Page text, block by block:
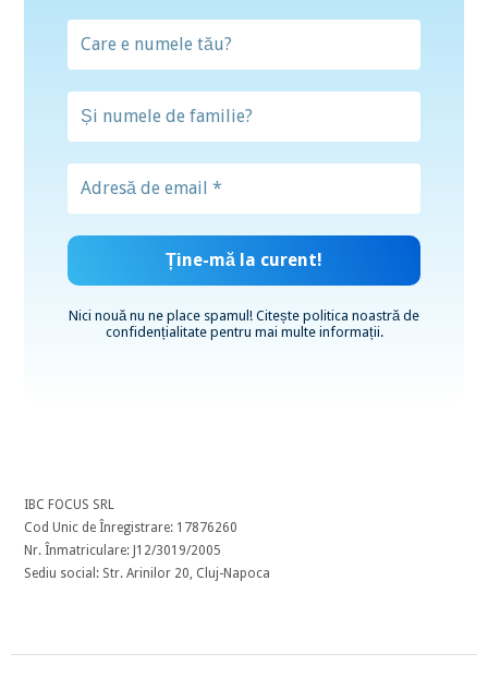
Nici nouă nu ne place spamul! Citește politica noastră de
confidențialitatepentru mai multe informații.
IBC FOCUS SRL
Cod Unic de Înregistrare: 17876260
Nr. Înmatriculare: J12/3019/2005
Sediu social: Str. Arinilor 20, Cluj-Napoca